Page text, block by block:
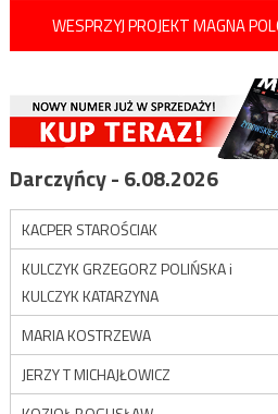
WESPRZYJ PROJEKT MAGNA
Darczyńcy - 6.08.2026
KACPER STAROŚCIAK
KULCZYK GRZEGORZ POLIŃSKA i
KULCZYK KATARZYNA
MARIA KOSTRZEWA
JERZY T MICHAJŁOWICZ